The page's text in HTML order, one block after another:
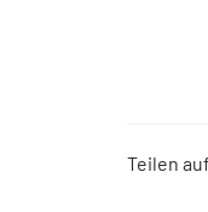
Teilen